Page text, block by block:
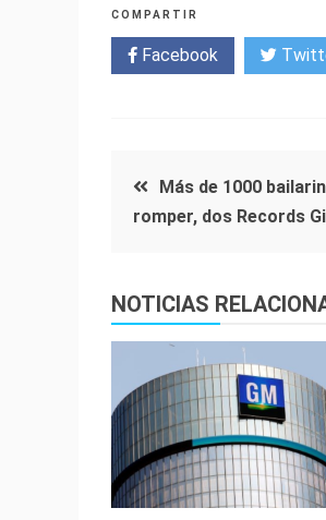
COMPARTIR
Facebook
Navegación
entradas
Más de 1000
romper, dos Records
NOTICIAS